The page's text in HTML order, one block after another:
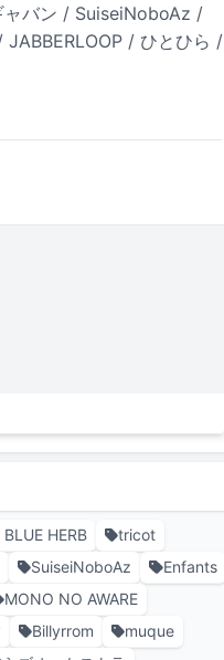
バン / SuiseiNoboAz /
/ ひとひら /
HERB
tricot
SuiseiNoboAz
Enfants
MONO NO AWARE
Billyrrom
muque